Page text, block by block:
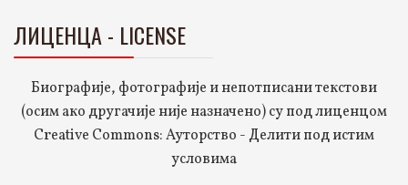
ЛИЦЕНЦА - LICENSE
Биографије, фотографије и непотписани текстови
(осим ако другачије није назначено) су под лиценцом
Creative Commons: Ауторство - Делити под истим
условима